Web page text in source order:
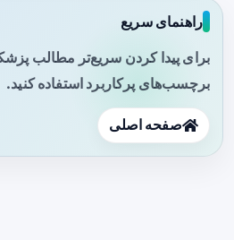
راهنمای سریع
برای پیدا کردن سریع‌تر مطالب
برچسب‌های پرکاربرد استفاده کنید.
صفحه اصلی